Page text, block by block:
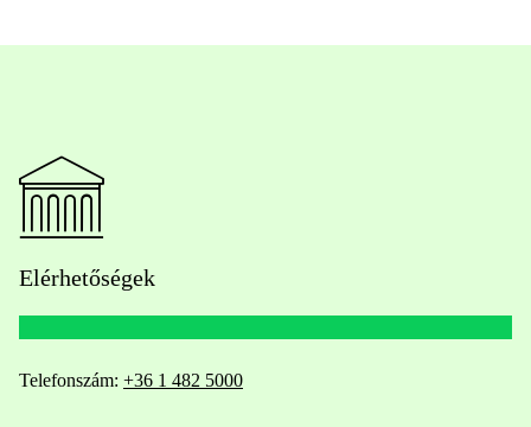
Elérhetőségek
Telefonszám: +36 1 482 5000